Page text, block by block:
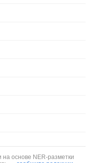
основе NER-разметки